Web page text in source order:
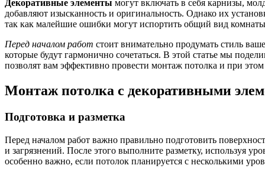
Декоративные элементы могут включать в себя карнизы,
добавляют изысканность и оригинальность. Однако их
так как малейшие ошибки могут испортить общий вид
Перед началом работ стоит внимательно продумать стиль
которые будут гармонично сочетаться. В этой статье мы
позволят вам эффективно провести монтаж потолка и при
Монтаж потолка с декоративными
Подготовка и разметка
Перед началом работ важно правильно подготовить
и загрязнений. После этого выполните разметку, используя
особенно важно, если потолок планируется с несколькими